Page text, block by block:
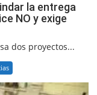
la entrega
NO y exige
dos proyectos...